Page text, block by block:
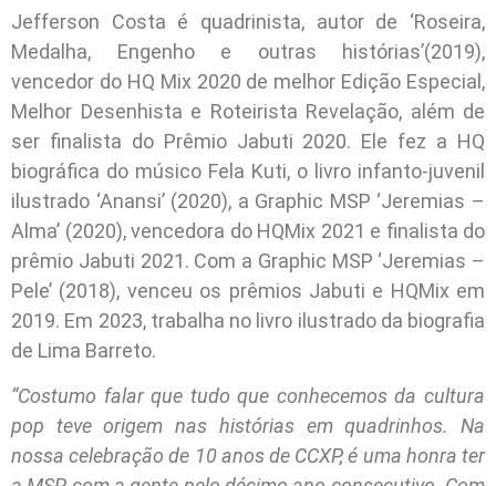
Jefferson Costa é quadrinista, autor de ‘Roseira,
Medalha, Engenho e outras histórias’(2019),
vencedor do HQ Mix 2020 de melhor Edição Especial,
Melhor Desenhista e Roteirista Revelação, além de
ser finalista do Prêmio Jabuti 2020. Ele fez a HQ
biográfica do músico Fela Kuti, o livro infanto-juvenil
ilustrado ‘Anansi’ (2020), a Graphic MSP ‘Jeremias –
Alma’ (2020), vencedora do HQMix 2021 e finalista do
prêmio Jabuti 2021. Com a Graphic MSP ‘Jeremias –
Pele’ (2018), venceu os prêmios Jabuti e HQMix em
2019. Em 2023, trabalha no livro ilustrado da biografia
de Lima Barreto.
“Costumo falar que tudo que conhecemos da cultura
pop teve origem nas histórias em quadrinhos. Na
nossa celebração de 10 anos de CCXP, é uma honra ter